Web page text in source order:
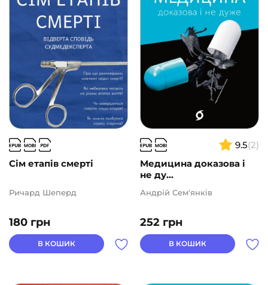
Подарункові сертифікати
ВИДАВНИЦТВА
АВТОРИ
ЦІНА
2 1000
Сім етапів смерті
180 грн
Ричард Шеперд
В КОШИК
9.5(2)
Медицина доказова і
не ду...
252 грн
Андрій Сем'янків
В КОШИК